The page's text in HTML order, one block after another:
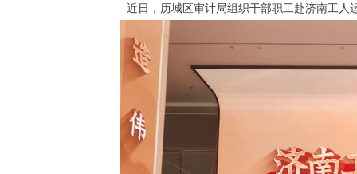
近日，历城区审计局组织干部职工赴济南工人